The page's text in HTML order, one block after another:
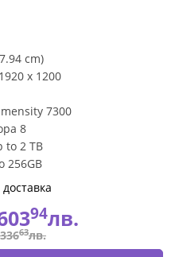
cm)
x 1200
7300
8
to 2 TB
256GB
94лв.
63лв.